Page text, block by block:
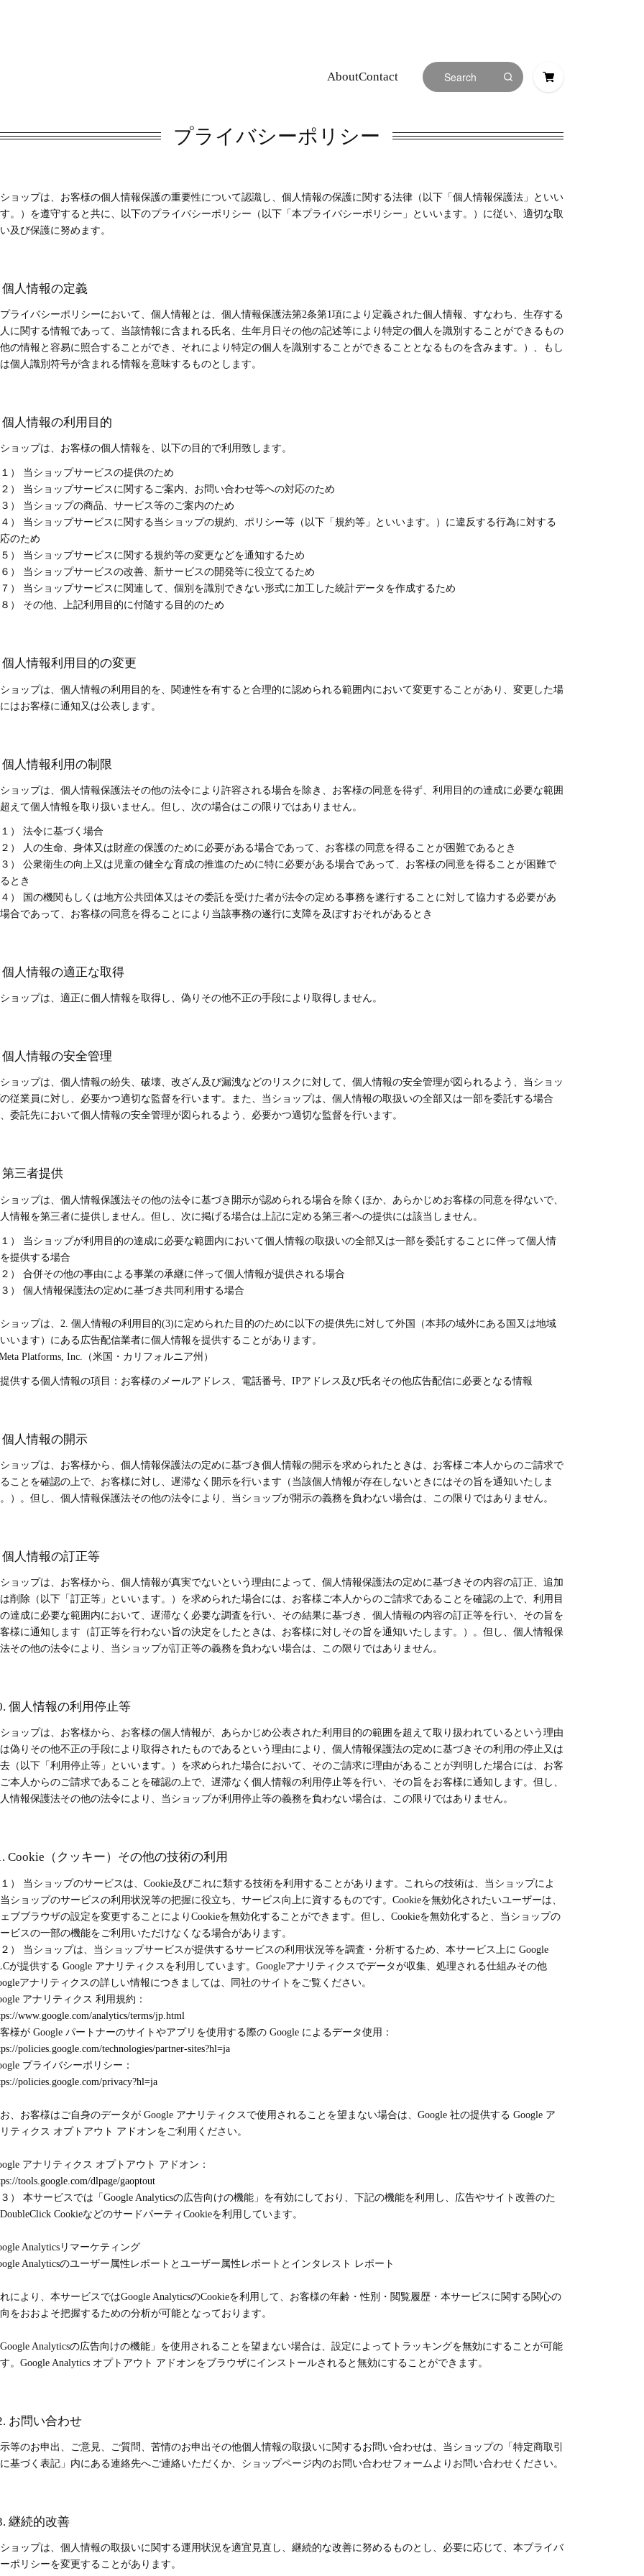
AboutContact
プライバシーポリシー
ョップは、お客様の個人情報保護の重要性について認識し、個人情報の保護に関する法律（以下「個人情報保護法」といい
す。）を遵守すると共に、以下のプライバシーポリシー（以下「本プライバシーポリシー」といいます。）に従い、適切な取
及び保護に努めます。
個人情報の定義
ライバシーポリシーにおいて、個人情報とは、個人情報保護法第2条第1項により定義された個人情報、すなわち、生存する
に関する情報であって、当該情報に含まれる氏名、生年月日その他の記述等により特定の個人を識別することができるもの
他の情報と容易に照合することができ、それにより特定の個人を識別することができることとなるものを含みます。）、もし
は個人識別符号が含まれる情報を意味するものとします。
個人情報の利用目的
ョップは、お客様の個人情報を、以下の目的で利用致します。
１） 当ショップサービスの提供のため
２） 当ショップサービスに関するご案内、お問い合わせ等への対応のため
３） 当ショップの商品、サービス等のご案内のため
４） 当ショップサービスに関する当ショップの規約、ポリシー等（以下「規約等」といいます。）に違反する行為に対する
のため
５） 当ショップサービスに関する規約等の変更などを通知するため
６） 当ショップサービスの改善、新サービスの開発等に役立てるため
７） 当ショップサービスに関連して、個別を識別できない形式に加工した統計データを作成するため
８） その他、上記利用目的に付随する目的のため
個人情報利用目的の変更
ョップは、個人情報の利用目的を、関連性を有すると合理的に認められる範囲内において変更することがあり、変更した場
はお客様に通知又は公表します。
個人情報利用の制限
ョップは、個人情報保護法その他の法令により許容される場合を除き、お客様の同意を得ず、利用目的の達成に必要な範囲
えて個人情報を取り扱いません。但し、次の場合はこの限りではありません。
１） 法令に基づく場合
２） 人の生命、身体又は財産の保護のために必要がある場合であって、お客様の同意を得ることが困難であるとき
３） 公衆衛生の向上又は児童の健全な育成の推進のために特に必要がある場合であって、お客様の同意を得ることが困難で
とき
４） 国の機関もしくは地方公共団体又はその委託を受けた者が法令の定める事務を遂行することに対して協力する必要があ
合であって、お客様の同意を得ることにより当該事務の遂行に支障を及ぼすおそれがあるとき
個人情報の適正な取得
ョップは、適正に個人情報を取得し、偽りその他不正の手段により取得しません。
個人情報の安全管理
ョップは、個人情報の紛失、破壊、改ざん及び漏洩などのリスクに対して、個人情報の安全管理が図られるよう、当ショッ
従業員に対し、必要かつ適切な監督を行います。また、当ショップは、個人情報の取扱いの全部又は一部を委託する場合
委託先において個人情報の安全管理が図られるよう、必要かつ適切な監督を行います。
第三者提供
ョップは、個人情報保護法その他の法令に基づき開示が認められる場合を除くほか、あらかじめお客様の同意を得ないで、
情報を第三者に提供しません。但し、次に掲げる場合は上記に定める第三者への提供には該当しません。
１） 当ショップが利用目的の達成に必要な範囲内において個人情報の取扱いの全部又は一部を委託することに伴って個人情
提供する場合
２） 合併その他の事由による事業の承継に伴って個人情報が提供される場合
３） 個人情報保護法の定めに基づき共同利用する場合
ョップは、2. 個人情報の利用目的(3)に定められた目的のために以下の提供先に対して外国（本邦の域外にある国又は地域
います）にある広告配信業者に個人情報を提供することがあります。
Platforms, Inc.（米国・カリフォルニア州）
提供する個人情報の項目：お客様のメールアドレス、電話番号、IPアドレス及び氏名その他広告配信に必要となる情報
個人情報の開示
ョップは、お客様から、個人情報保護法の定めに基づき個人情報の開示を求められたときは、お客様ご本人からのご請求で
ことを確認の上で、お客様に対し、遅滞なく開示を行います（当該個人情報が存在しないときにはその旨を通知いたしま
）。但し、個人情報保護法その他の法令により、当ショップが開示の義務を負わない場合は、この限りではありません。
個人情報の訂正等
ョップは、お客様から、個人情報が真実でないという理由によって、個人情報保護法の定めに基づきその内容の訂正、追加
削除（以下「訂正等」といいます。）を求められた場合には、お客様ご本人からのご請求であることを確認の上で、利用目
達成に必要な範囲内において、遅滞なく必要な調査を行い、その結果に基づき、個人情報の内容の訂正等を行い、その旨を
様に通知します（訂正等を行わない旨の決定をしたときは、お客様に対しその旨を通知いたします。）。但し、個人情報保
その他の法令により、当ショップが訂正等の義務を負わない場合は、この限りではありません。
個人情報の利用停止等
ョップは、お客様から、お客様の個人情報が、あらかじめ公表された利用目的の範囲を超えて取り扱われているという理由
偽りその他不正の手段により取得されたものであるという理由により、個人情報保護法の定めに基づきその利用の停止又は
（以下「利用停止等」といいます。）を求められた場合において、そのご請求に理由があることが判明した場合には、お客
本人からのご請求であることを確認の上で、遅滞なく個人情報の利用停止等を行い、その旨をお客様に通知します。但し、
情報保護法その他の法令により、当ショップが利用停止等の義務を負わない場合は、この限りではありません。
Cookie（クッキー）その他の技術の利用
１） 当ショップのサービスは、Cookie及びこれに類する技術を利用することがあります。これらの技術は、当ショップによ
ショップのサービスの利用状況等の把握に役立ち、サービス向上に資するものです。Cookieを無効化されたいユーザーは、
ブブラウザの設定を変更することによりCookieを無効化することができます。但し、Cookieを無効化すると、当ショップの
ビスの一部の機能をご利用いただけなくなる場合があります。
２） 当ショップは、当ショップサービスが提供するサービスの利用状況等を調査・分析するため、本サービス上に Google
が提供する Google アナリティクスを利用しています。Googleアナリティクスでデータが収集、処理される仕組みその他
アナリティクスの詳しい情報につきましては、同社のサイトをご覧ください。
アナリティクス 利用規約：
www.google.com/analytics/terms/jp.html
様が Google パートナーのサイトやアプリを使用する際の Google によるデータ使用：
policies.google.com/technologies/partner-sites?hl=ja
プライバシーポリシー：
policies.google.com/privacy?hl=ja
、お客様はご自身のデータが Google アナリティクスで使用されることを望まない場合は、Google 社の提供する Google ア
ティクス オプトアウト アドオンをご利用ください。
アナリティクス オプトアウト アドオン：
tools.google.com/dlpage/gaoptout
３） 本サービスでは「Google Analyticsの広告向けの機能」を有効にしており、下記の機能を利用し、広告やサイト改善のた
CookieなどのサードパーティCookieを利用しています。
Analyticsリマーケティング
Analyticsのユーザー属性レポートとユーザー属性レポートとインタレスト レポート
により、本サービスではGoogle AnalyticsのCookieを利用して、お客様の年齢・性別・閲覧履歴・本サービスに関する関心の
をおおよそ把握するための分析が可能となっております。
Google Analyticsの広告向けの機能」を使用されることを望まない場合は、設定によってトラッキングを無効にすることが可能
。Google Analytics オプトアウト アドオンをブラウザにインストールされると無効にすることができます。
お問い合わせ
等のお申出、ご意見、ご質問、苦情のお申出その他個人情報の取扱いに関するお問い合わせは、当ショップの「特定商取引
基づく表記」内にある連絡先へご連絡いただくか、ショップページ内のお問い合わせフォームよりお問い合わせください。
継続的改善
ョップは、個人情報の取扱いに関する運用状況を適宜見直し、継続的な改善に努めるものとし、必要に応じて、本プライバ
ポリシーを変更することがあります。